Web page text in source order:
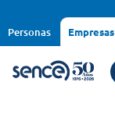
contenido
Personas Empresas